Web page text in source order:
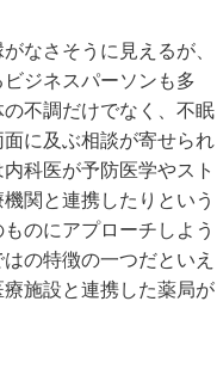
なさそうに見えるが、
ジネスパーソンも多
不調だけでなく、不眠
に及ぶ相談が寄せられ
科医が予防医学やスト
関と連携したりという
のにアプローチしよう
の特徴の一つだといえ
施設と連携した薬局が